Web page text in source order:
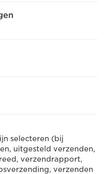
selecteren (bij
uitgesteld verzenden,
verzendrapport,
verzenden